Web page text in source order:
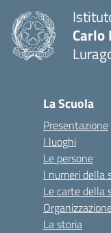
Carlo
La Scuola
Presentazione
I luoghi
Le persone
I numeri della
Le carte della
La storia